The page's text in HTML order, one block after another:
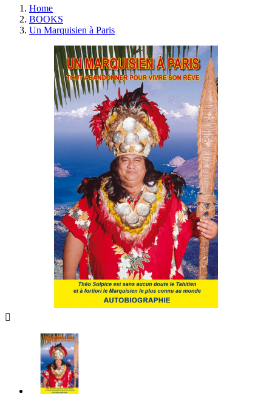
Home
BOOKS
Un Marquisien à Paris
